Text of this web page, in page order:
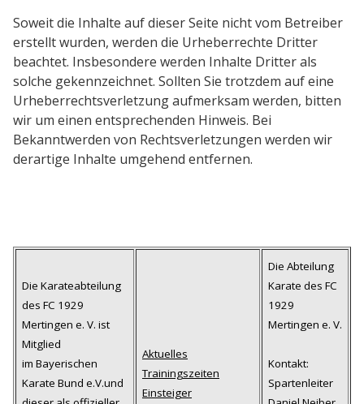
Soweit die Inhalte auf dieser Seite nicht vom Betreiber
erstellt wurden, werden die Urheberrechte Dritter
beachtet. Insbesondere werden Inhalte Dritter als
solche gekennzeichnet. Sollten Sie trotzdem auf eine
Urheberrechtsverletzung aufmerksam werden, bitten
wir um einen entsprechenden Hinweis. Bei
Bekanntwerden von Rechtsverletzungen werden wir
derartige Inhalte umgehend entfernen.
Die Karateabteilung
des FC 1929
Mertingen e. V. ist
Mitglied
im Bayerischen
Karate Bund e.V.und
Aktuelles
Trainingszeiten
Einsteiger
Die Abteilung
Karate des FC
1929
Mertingen e. V.
Kontakt:
Spartenleiter